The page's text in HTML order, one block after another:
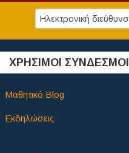
ΧΡΗΣΙΜΟΙ ΣΥΝΔΕΣΜΟΙ
Μαθητικό Blog
Εκδηλώσεις